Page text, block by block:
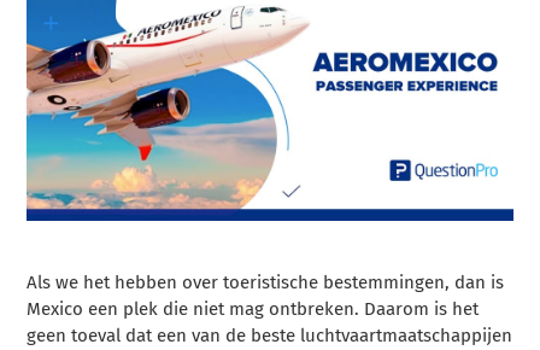
Als we het hebben over toeristische bestemmingen, dan is
Mexico een plek die niet mag ontbreken. Daarom is het
geen toeval dat een van de beste luchtvaartmaatschappijen